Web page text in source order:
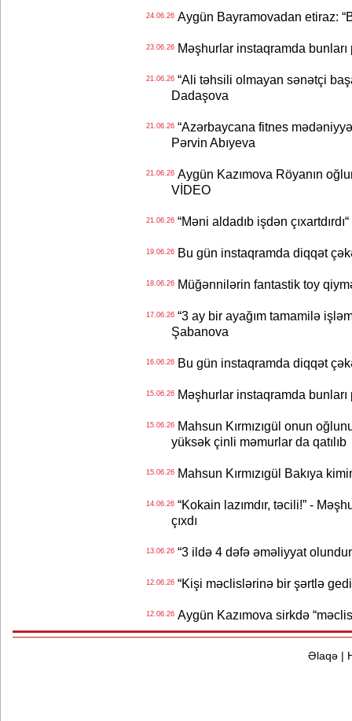
24.06.26Aygün Bayramovadan etiraz:
23.06.26Məşhurlar instaqramda bunları
21.06.26“Ali təhsili olmayan sənətçi
Dadaşova
21.06.26“Azərbaycana fitnes
Pərvin Abıyeva
21.06.26Aygün Kazımova Röyanın
VİDEO
21.06.26“Məni aldadıb işdən
19.06.26Bu gün instaqramda diqqət
18.06.26Müğənnilərin fantastik toy
17.06.26“3 ay bir ayağım tamamilə
Şabanova
16.06.26Bu gün instaqramda diqqət
15.06.26Məşhurlar instaqramda bunları
15.06.26Mahsun Kırmızıgül onun
yüksək çinli məmurlar da qatılıb
15.06.26Mahsun Kırmızıgül Bakıya
14.06.26“Kokain lazımdır, təcili!” -
çıxdı
13.06.26“3 ildə 4 dəfə əməliyyat
12.06.26“Kişi məclislərinə bir şərtlə
12.06.26Aygün Kazımova sirkdə
Əlaqə|